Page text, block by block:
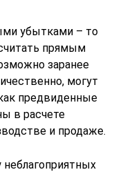
убытками – то
прямым
заранее
могут
предвиденные
в расчете
и продаже.